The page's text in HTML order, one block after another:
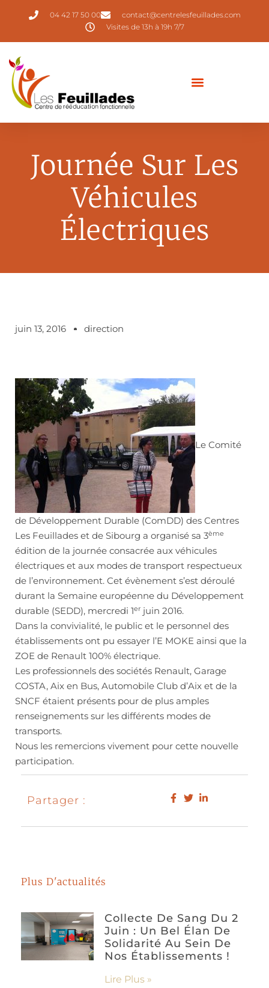
04 42 17 50 00
contact@centrelesfeuillades.com
Visites de 13h à 19h 7/7
Journée Sur Les
Véhicules
Électriques
juin 13, 2016 direction
Le Comité
de Développement Durable (ComDD) des Centres
Les Feuillades et de Sibourg a organisé sa 3ème
édition de la journée consacrée aux véhicules
électriques et aux modes de transport respectueux
de l’environnement. Cet évènement s’est déroulé
durant la Semaine européenne du Développement
durable (SEDD), mercredi 1er juin 2016.
Dans la convivialité, le public et le personnel des
établissements ont pu essayer l’E MOKE ainsi que la
ZOE de Renault 100% électrique.
Les professionnels des sociétés Renault, Garage
COSTA, Aix en Bus, Automobile Club d’Aix et de la
SNCF étaient présents pour de plus amples
renseignements sur les différents modes de
transports.
Nous les remercions vivement pour cette nouvelle
participation.
Partager :
Plus D'actualités
Collecte De Sang Du 2
Juin : Un Bel Élan De
Solidarité Au Sein De
Nos Établissements !
Lire Plus »